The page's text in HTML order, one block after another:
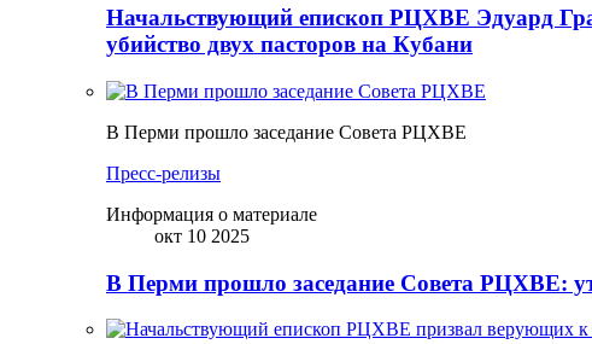
Начальствующий епископ РЦХВЕ Эдуард
убийство двух пасторов на Кубани
В Перми прошло заседание Совета РЦХВЕ
Пресс-релизы
Информация о материале
окт 10 2025
В Перми прошло заседание Совета РЦХВЕ: